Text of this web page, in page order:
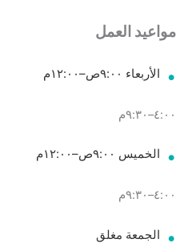
مواعيد العمل
الأربعاء ٩:٠٠ص–١٢:٠٠م
٤:٠٠–٩:٣٠م
الخميس ٩:٠٠ص–١٢:٠٠م
٤:٠٠–٩:٣٠م
الجمعة مغلق